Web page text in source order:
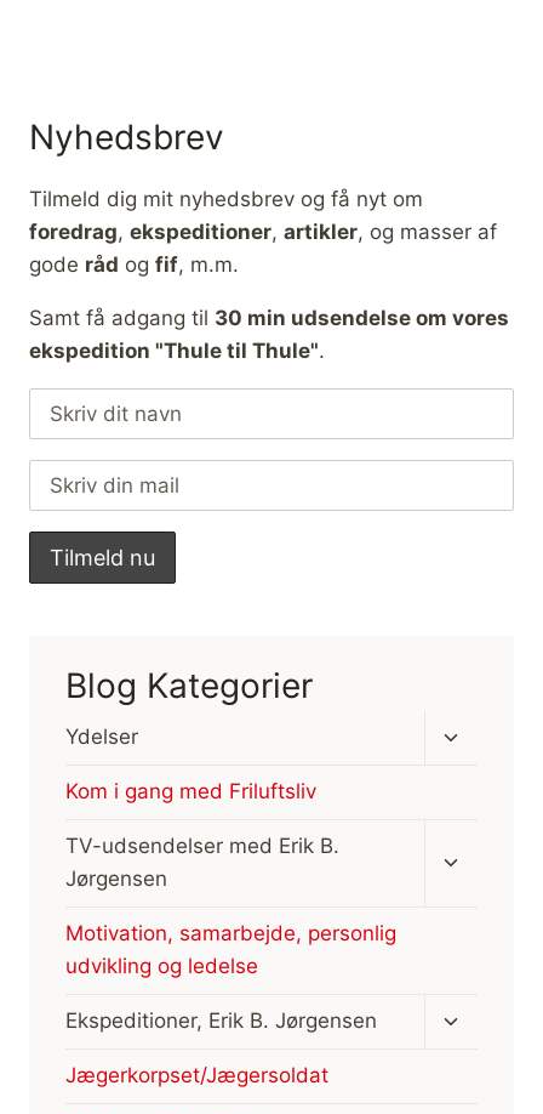
Nyhedsbrev
Tilmeld dig mit nyhedsbrev og få nyt om
foredrag, ekspeditioner, artikler, og masser af
gode råd og fif, m.m.
Samt få adgang til 30 min udsendelse om vores
ekspedition "Thule til Thule".
Blog Kategorier
Ydelser
Skift
Kom i gang med Friluftsliv
TV-udsendelser med Erik B.
Jørgensen
Motivation, samarbejde, personlig
udvikling og ledelse
Ekspeditioner, Erik B. Jørgensen
Skift
Jægerkorpset/Jægersoldat